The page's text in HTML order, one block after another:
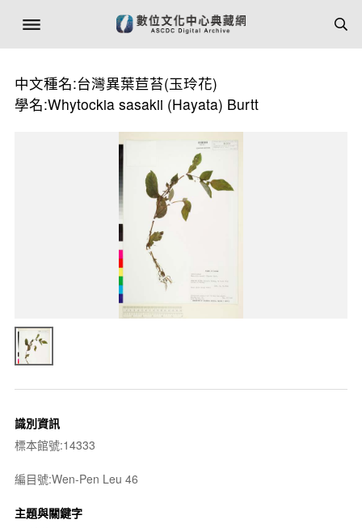
中文種名:台灣異葉苣苔(玉玲花)
學名:Whytockia sasakii (Hayata) Burtt
識別資訊
標本館號:14333
編目號:Wen-Pen Leu 46
主題與關鍵字